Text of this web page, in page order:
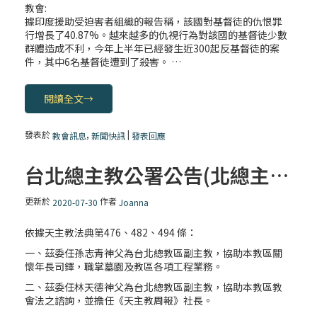
教會:
據印度援助受迫害者組織的報告稱，該國對基督徒的仇恨罪
行增長了40.87%。越來越多的仇視行為對該國的基督徒少數
群體造成不利，今年上半年已經發生近300起反基督徒的案
件，其中6名基督徒遭到了殺害。 …
閱讀全文→
發表於教會訊息,新聞快訊|發表回應
台北總主教公署公告(北總主字第109097號)
更新於 2020-07-30 作者 Joanna
依據天主教法典第476、482、494 條：
一、茲委任孫志青神父為台北總教區副主教，協助本教區關
懷年長司鐸，職掌墓園及教區各項工程業務。
二、茲委任林天德神父為台北總教區副主教，協助本教區教
會法之諮詢，並擔任《天主教周報》社長。